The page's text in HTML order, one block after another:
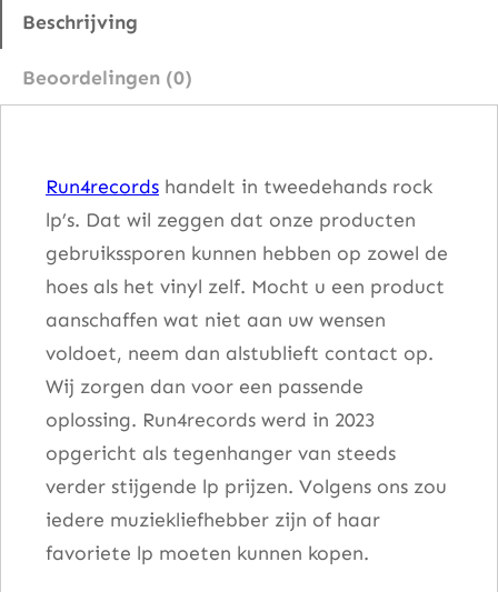
a
Beschrijving
Beoordelingen (0)
Run4records handelt in tweedehands rock
lp’s. Dat wil zeggen dat onze producten
gebruikssporen kunnen hebben op zowel de
hoes als het vinyl zelf. Mocht u een product
aanschaffen wat niet aan uw wensen
voldoet, neem dan alstublieft contact op.
Wij zorgen dan voor een passende
oplossing. Run4records werd in 2023
opgericht als tegenhanger van steeds
verder stijgende lp prijzen. Volgens ons zou
iedere muziekliefhebber zijn of haar
favoriete lp moeten kunnen kopen.